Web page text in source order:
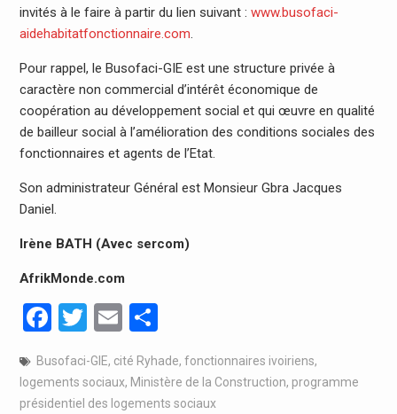
invités à le faire à partir du lien suivant : www.busofaci-
aidehabitatfonctionnaire.com.
Pour rappel, le Busofaci-GIE est une structure privée à
caractère non commercial d’intérêt économique de
coopération au développement social et qui œuvre en qualité
de bailleur social à l’amélioration des conditions sociales des
fonctionnaires et agents de l’Etat.
Son administrateur Général est Monsieur Gbra Jacques
Daniel.
Irène BATH (Avec sercom)
AfrikMonde.com
Facebook
Twitter
EmailPartager
Busofaci-GIE, cité Ryhade, fonctionnaires ivoiriens,
logements sociaux, Ministère de la Construction, programme
présidentiel des logements sociaux